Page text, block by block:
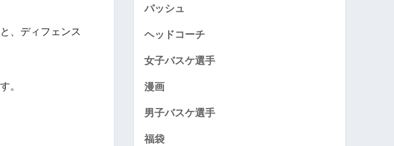
、ディフェンス
。
バッシュ
ヘッドコーチ
女子バスケ選手
漫画
男子バスケ選手
福袋